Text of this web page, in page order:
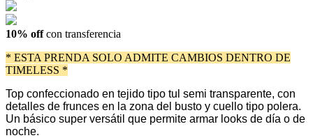
10% offcon transferencia
* ESTA PRENDA SOLO ADMITE CAMBIOS DENTRO DE
TIMELESS *
Top confeccionado en tejido tipo tul semi transparente, con
detalles de frunces en la zona del busto y cuello tipo polera.
Un básico super versátil que permite armar looks de día o de
noche.